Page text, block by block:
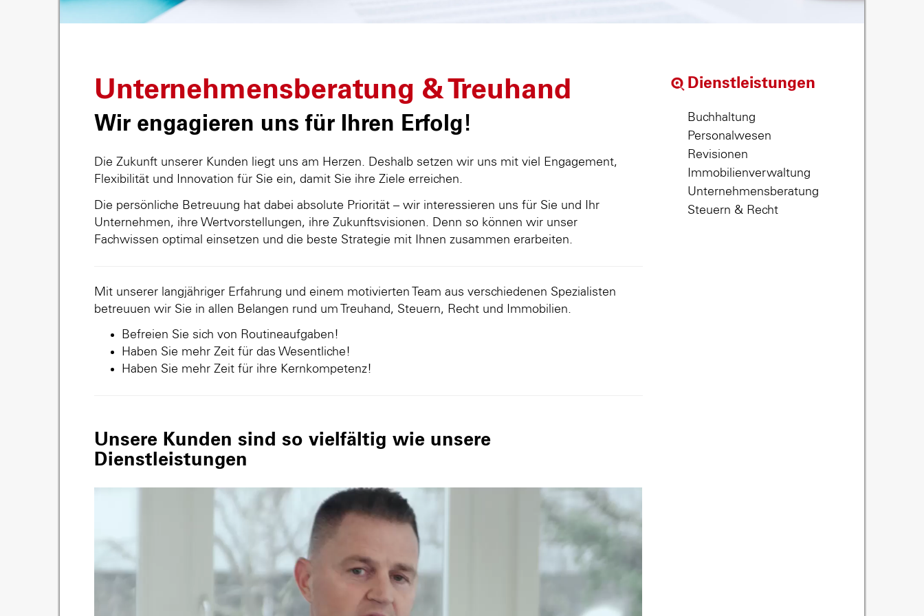
Unternehmensberatung & Treuhand
Wir engagieren uns für Ihren Erfolg!
Die Zukunft unserer Kunden liegt uns am Herzen. Deshalb setzen wir uns mit viel Engagement,
Flexibilität und Innovation für Sie ein, damit Sie ihre Ziele erreichen.
Die persönliche Betreuung hat dabei absolute Priorität – wir interessieren uns für Sie und Ihr
Unternehmen, ihre Wertvorstellungen, ihre Zukunftsvisionen. Denn so können wir unser
Fachwissen optimal einsetzen und die beste Strategie mit Ihnen zusammen erarbeiten.
Mit unserer langjähriger Erfahrung und einem motivierten Team aus verschiedenen Spezialisten
betreuuen wir Sie in allen Belangen rund um Treuhand, Steuern, Recht und Immobilien.
Befreien Sie sich von Routineaufgaben!
Haben Sie mehr Zeit für das Wesentliche!
Haben Sie mehr Zeit für ihre Kernkompetenz!
Unsere Kunden sind so vielfältig wie unsere
Dienstleistungen
Dienstleistungen
Buchhaltung
Personalwesen
Revisionen
Immobilienverwaltung
Unternehmensberatung
Steuern & Recht